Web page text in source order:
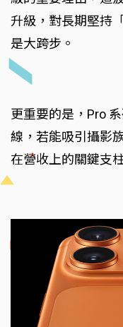
升級，對長期堅持
是大跨步。
更重要的是，Pro
線，若能吸引攝影
在營收上的關鍵支